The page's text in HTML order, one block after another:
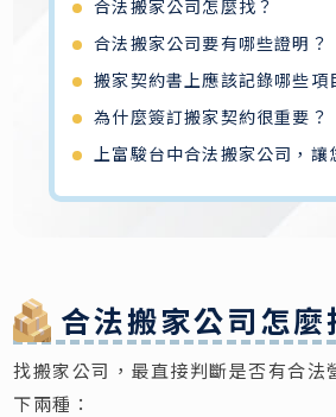
合法搬家公司怎麼找？
合法搬家公司要有哪些證明？
搬家契約書上應該記錄哪些項
為什麼簽訂搬家契約很重要？
上富駿台中合法搬家公司，讓
合法搬家公司怎麼
找搬家公司，最直接判斷是否有合法
下兩種：